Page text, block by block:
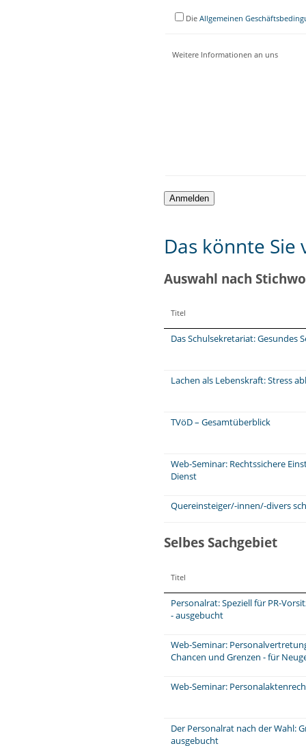
Die Allgemeinen
Weitere Informationen an uns
Das könnte
Auswahl nach
Titel
Das Schulsekretariat: Gesundes
Lachen als Lebenskraft: Stress
TVöD – Gesamtüberblick
Web-Seminar: Rechtssichere
Dienst
Quereinsteiger/-innen/-divers
Selbes Sachgebiet
Titel
Personalrat: Speziell für PR-
- ausgebucht
Web-Seminar:
Chancen und Grenzen - für
Web-Seminar:
Der Personalrat nach der Wahl:
ausgebucht